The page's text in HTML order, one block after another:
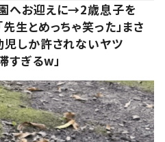
へお迎えに→2歳息子を
生とめっちゃ笑った」まさ
児しか許されないヤツ
すぎるw」